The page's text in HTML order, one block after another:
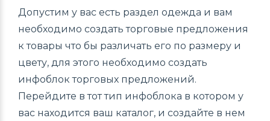
Допустим у вас есть раздел одежда и вам
необходимо создать торговые предложения
к товары что бы различать его по размеру и
цвету, для этого необходимо создать
инфоблок торговых предложений.
Перейдите в тот тип инфоблока в котором у
вас находится ваш каталог, и создайте в нем